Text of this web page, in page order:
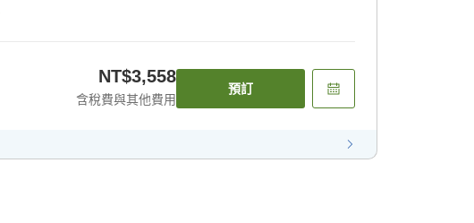
NT$3,558
含稅費與其他費用
預訂